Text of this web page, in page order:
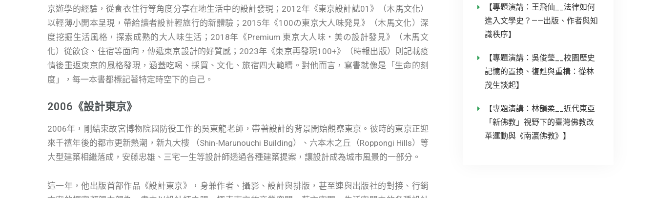
京遊學的經驗，從食衣住行等角度分享在地生活中的設計發現；2012年《東京設計誌01》（木馬文化）
以輕薄小開本呈現，帶給讀者設計輕旅行的新體驗；2015年《100の東京大人味発見》（木馬文化）深
度挖掘生活風格，探索成熟的大人味生活；2018年《Premium 東京大人味・美の設計發見》（木馬文
化）從飲食、住宿等面向，傳遞東京設計的好質感；2023年《東京再發現100+》（時報出版）則記載疫
情後重返東京的風格發現，涵蓋吃喝、採買、文化、旅宿四大範疇。對他而言，寫書就像是「生命的刻
度」，每一本書都標記著特定時空下的自己。
2006《設計東京》
2006年，剛結束故宮博物院國防役工作的吳東龍老師，帶著設計的背景開始觀察東京。彼時的東京正迎
來千禧年後的都市更新熱潮，新丸大樓 （Shin-Marunouchi Building）、六本木之丘（Roppongi Hills）等
大型建築相繼落成，安藤忠雄、三宅一生等設計師透過各種建築提案，讓設計成為城市風景的一部分。
這一年，他出版首部作品《設計東京》，身兼作者、攝影、設計與排版，甚至連與出版社的對接、行銷
【專題演講：王飛仙__法律如何
進入文學史？——出版、作者與知
識秩序】
【專題演講：吳俊瑩__校園歷史
記憶的置換、復甦與重構：從林
茂生談起】
【專題演講：林韻柔__近代東亞
「新佛教」視野下的臺灣佛教改
革運動與《南瀛佛教》】